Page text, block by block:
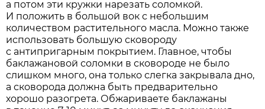
а потом эти кружки нарезать соломкой.
И положить в большой вок с небольшим
количеством растительного масла. Можно также
использовать большую сковороду
с антипригарным покрытием. Главное, чтобы
баклажановой соломки в сковороде не было
слишком много, она только слегка закрывала дно,
а сковорода должна быть предварительно
хорошо разогрета. Обжариваете баклажаны